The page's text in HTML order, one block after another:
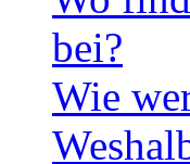
bei?
Wie